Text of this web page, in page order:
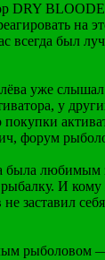
DRY
на
всегда был
уже
у
покупки
форум
была любимым
И
заставил
рыболовом